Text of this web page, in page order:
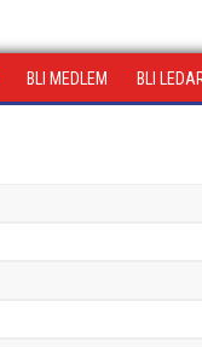
BLI MEDLEM BLI